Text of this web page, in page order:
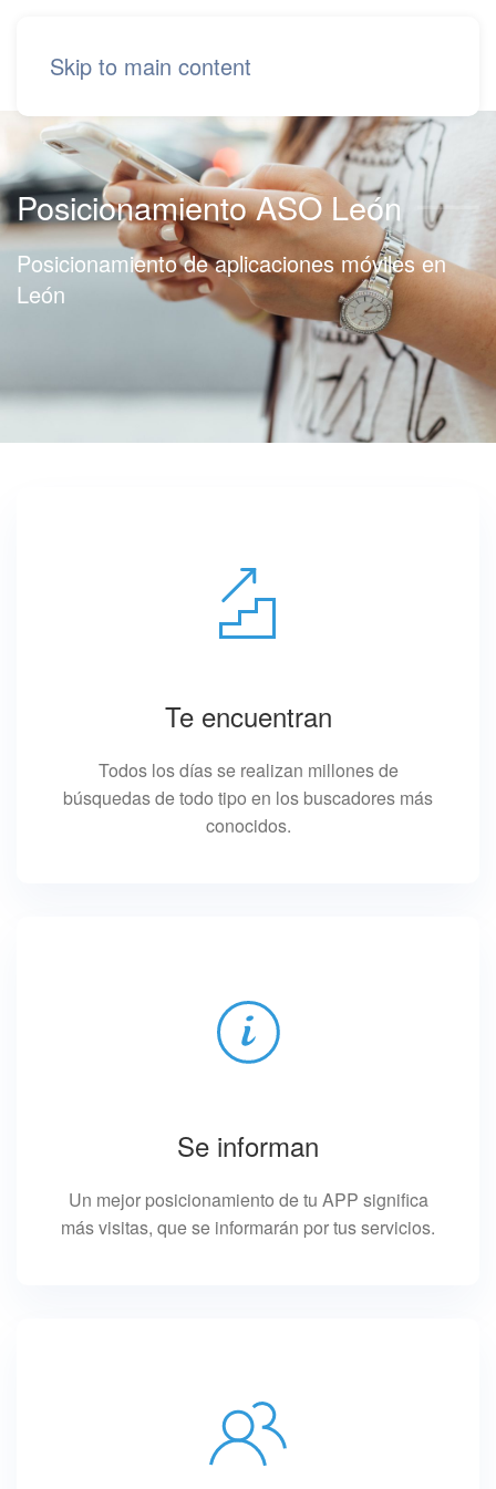
Skip to main content
Posicionamiento ASO León
Posicionamiento de aplicaciones móviles en
León
Te encuentran
Todos los días se realizan millones de
búsquedas de todo tipo en los buscadores más
conocidos.
Se informan
Un mejor posicionamiento de tu APP significa
más visitas, que se informarán por tus servicios.